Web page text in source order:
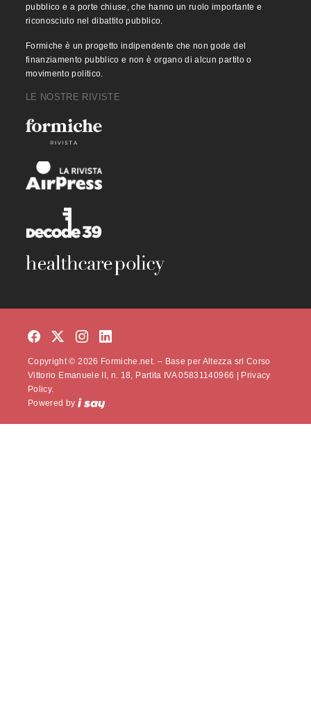
pubblico e a porte chiuse, che hanno un ruolo importante e
riconosciuto nel dibattito pubblico.
Formiche è un progetto indipendente che non gode del
finanziamento pubblico e non è organo di alcun partito o
movimento politico.
LE NOSTRE RIVISTE
Copyright © 2026 Formiche.net. – Base per Altezza srl Corso
Vittorio Emanuele II, n. 18, Partita IVA 05831140966 | Privacy
Policy.
Powered by